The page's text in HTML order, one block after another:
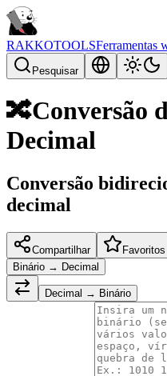
RAKKOTOOLSFerramentas
Pesquisar
🔀Conversão
Decimal
Conversão
decimal
Compartilhar Favoritos
Binário → Decimal
Decimal → Binário